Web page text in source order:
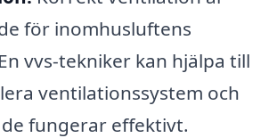
för inomhusluftens
vvs-tekniker kan hjälpa till
ventilationssystem och
fungerar effektivt.